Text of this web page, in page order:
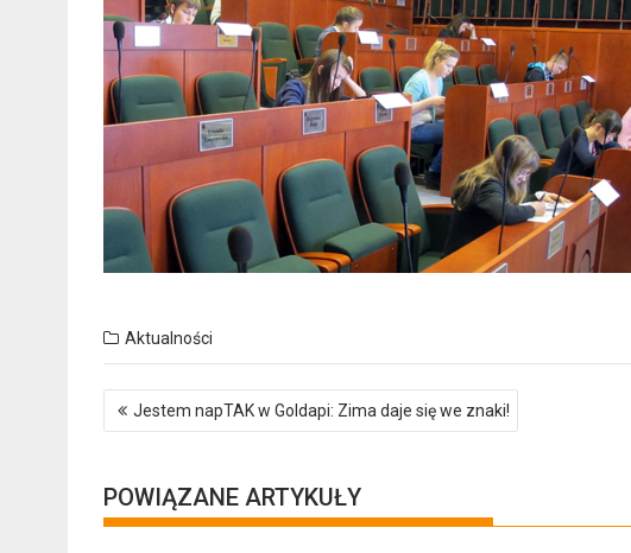
Aktualności
Nawigacja
wpisu
Jestem napTAK w Goldapi: Zima daje się we znaki!
POWIĄZANE ARTYKUŁY